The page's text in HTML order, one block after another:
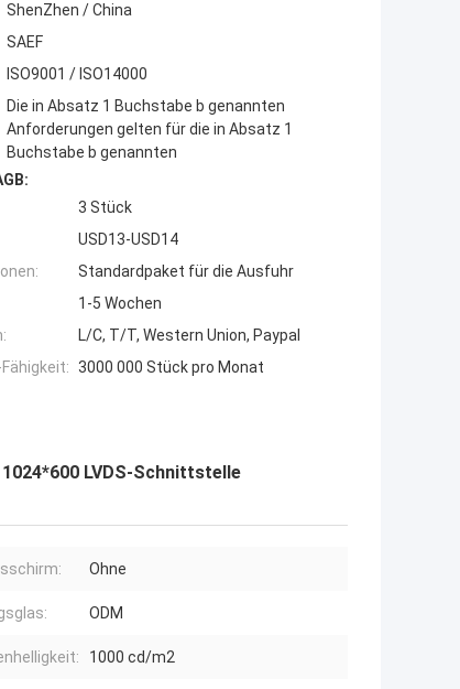
ShenZhen / China
SAEF
ISO9001 / ISO14000
Die in Absatz 1 Buchstabe b genannten
Anforderungen gelten für die in Absatz 1
Buchstabe b genannten
3 Stück
USD13-USD14
Standardpaket für die Ausfuhr
1-5 Wochen
L/C, T/T, Western Union, Paypal
3000 000 Stück pro Monat
LVDS-Schnittstelle
Ohne
ODM
1000 cd/m2